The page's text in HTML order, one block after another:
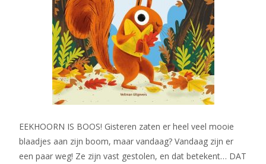
EEKHOORN IS BOOS! Gisteren zaten er heel veel mooie
blaadjes aan zijn boom, maar vandaag? Vandaag zijn er
een paar weg! Ze zijn vast gestolen, en dat betekent… DAT